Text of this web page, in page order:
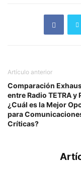
Artículo anterior
Comparación
entre Radio TETRA y
¿Cuál es la Mejor
para
Críticas?